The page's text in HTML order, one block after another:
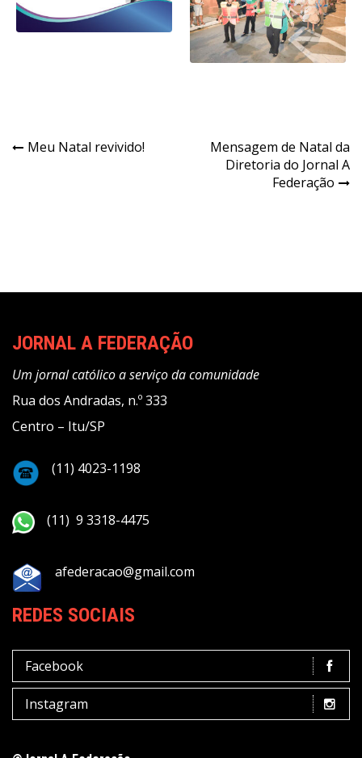
Navegação
Meu Natal revivido!
Mensagem de Natal da
Diretoria do Jornal A
Federação
JORNAL A FEDERAÇÃO
Um jornal católico a serviço da comunidade
Rua dos Andradas, n.º 333
Centro – Itu/SP
(11) 4023-1198
(11) 9 3318-4475
afederacao@gmail.com
REDES SOCIAIS
Facebook
Instagram